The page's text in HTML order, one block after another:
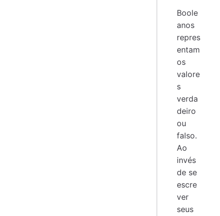
Boole
anos
repres
entam
os
valore
s
verda
deiro
ou
falso.
Ao
invés
de se
escre
ver
seus